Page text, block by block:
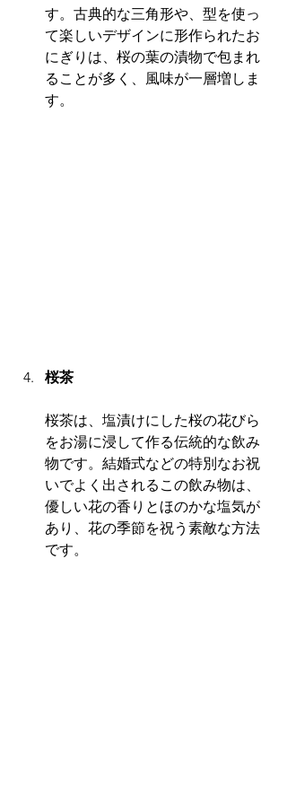
す。古典的な三角形や、型を使っ
て楽しいデザインに形作られたお
にぎりは、桜の葉の漬物で包まれ
ることが多く、風味が一層増しま
す。
桜茶
桜茶は、塩漬けにした桜の花びら
をお湯に浸して作る伝統的な飲み
物です。結婚式などの特別なお祝
いでよく出されるこの飲み物は、
優しい花の香りとほのかな塩気が
あり、花の季節を祝う素敵な方法
です。